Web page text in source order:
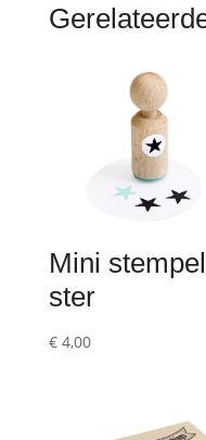
Mini
ster
€4,00